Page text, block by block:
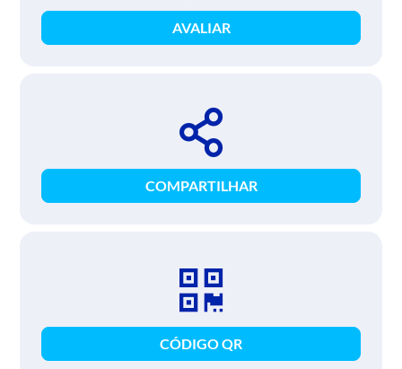
AVALIAR
COMPARTILHAR
CÓDIGO QR